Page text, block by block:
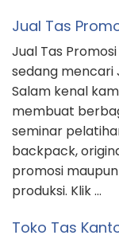
Jual Tas
Jual Tas
sedang mencari
Salam kenal
membuat
seminar
backpack,
promosi
produksi. Klik …
Toko Tas